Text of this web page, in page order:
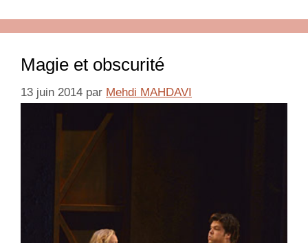
Magie et obscurité
13 juin 2014 par Mehdi MAHDAVI